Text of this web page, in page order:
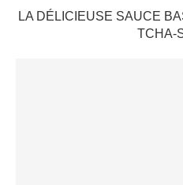
LA DÉLICIEUSE SAUCE
TCHA-